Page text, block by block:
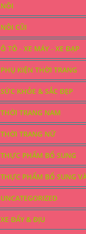
NÔI
NÔI CŨI
Ô TÔ - XE MÁY - XE ĐẠP
PHỤ KIỆN THỜI TRANG
SỨC KHỎE & SẮC ĐẸP
THỜI TRANG NAM
THỜI TRANG NỮ
THỰC PHẨM BỔ SUNG
THỰC PHẨM BỔ SUNG
UNCATEGORIZED
XE ĐẨY & ĐỊU